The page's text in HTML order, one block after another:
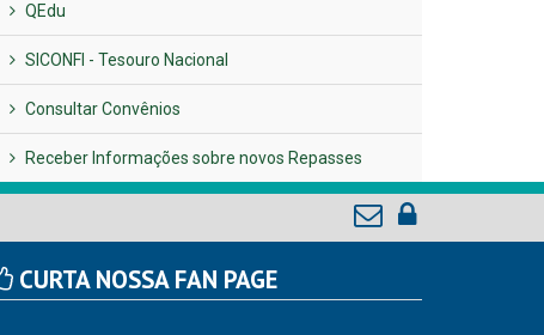
QEdu
SICONFI - Tesouro Nacional
Consultar Convênios
Receber Informações sobre novos Repasses
CURTA NOSSA FAN PAGE